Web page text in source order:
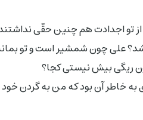
از تو اجدادت هم چنین حقّى
على چون شمشیر است و تو
ریگى بیش نیستى کجا؟
به خاطر آن بود که من به گردن